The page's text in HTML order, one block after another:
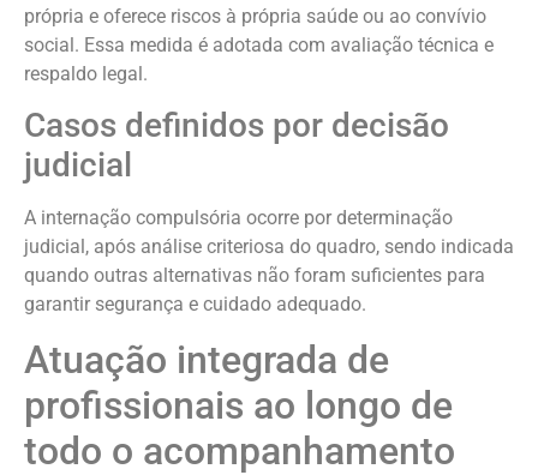
própria e oferece riscos à própria saúde ou ao convívio
social. Essa medida é adotada com avaliação técnica e
respaldo legal.
Casos definidos por decisão
judicial
A internação compulsória ocorre por determinação
judicial, após análise criteriosa do quadro, sendo indicada
quando outras alternativas não foram suficientes para
garantir segurança e cuidado adequado.
Atuação integrada de
profissionais ao longo de
todo o acompanhamento